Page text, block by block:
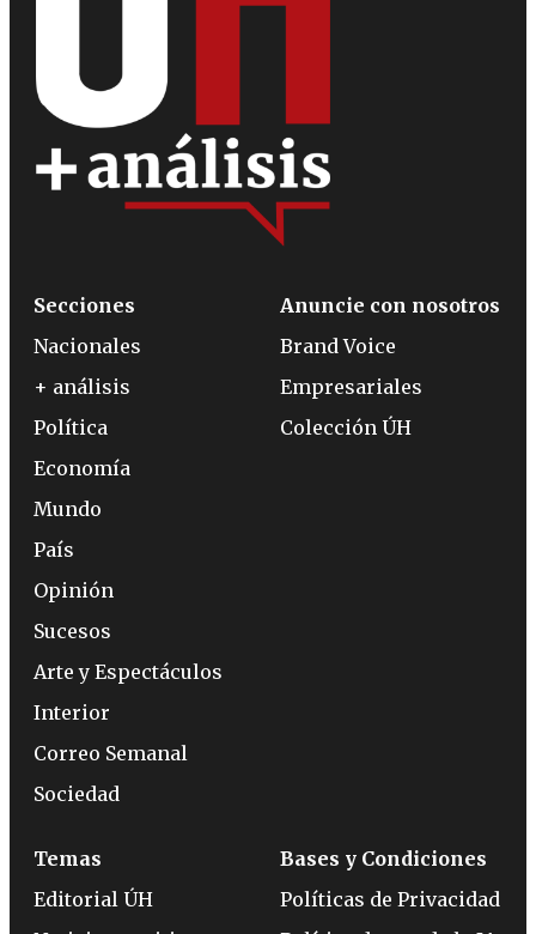
Secciones
Nacionales
+ análisis
Política
Economía
Mundo
País
Opinión
Sucesos
Arte y Espectáculos
Interior
Correo Semanal
Sociedad
Anuncie con nosotros
Brand Voice
Empresariales
Colección ÚH
Temas
Editorial ÚH
Bases y Condiciones
Políticas de Privacidad